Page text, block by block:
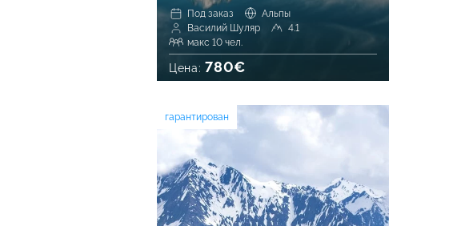
Под заказ
Альпы
Василий Шуляр
4.1
макс 10 чел.
Цена: 780€
гарантирован